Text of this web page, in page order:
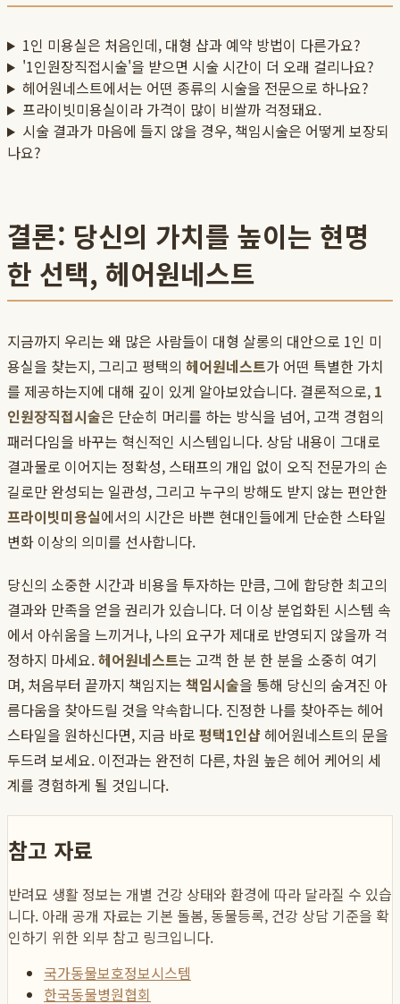
1인 미용실은 처음인데, 대형 샵과 예약 방법이 다른가요?
'1인원장직접시술'을 받으면 시술 시간이 더 오래 걸리나요?
헤어원네스트에서는 어떤 종류의 시술을 전문으로 하나요?
프라이빗미용실이라 가격이 많이 비쌀까 걱정돼요.
시술 결과가 마음에 들지 않을 경우, 책임시술은 어떻게 보장되
나요?
결론: 당신의 가치를 높이는 현명
한 선택, 헤어원네스트
지금까지 우리는 왜 많은 사람들이 대형 살롱의 대안으로 1인 미
용실을 찾는지, 그리고 평택의 헤어원네스트가 어떤 특별한 가치
를 제공하는지에 대해 깊이 있게 알아보았습니다. 결론적으로, 1
인원장직접시술은 단순히 머리를 하는 방식을 넘어, 고객 경험의
패러다임을 바꾸는 혁신적인 시스템입니다. 상담 내용이 그대로
결과물로 이어지는 정확성, 스태프의 개입 없이 오직 전문가의 손
길로만 완성되는 일관성, 그리고 누구의 방해도 받지 않는 편안한
프라이빗미용실에서의 시간은 바쁜 현대인들에게 단순한 스타일
변화 이상의 의미를 선사합니다.
당신의 소중한 시간과 비용을 투자하는 만큼, 그에 합당한 최고의
결과와 만족을 얻을 권리가 있습니다. 더 이상 분업화된 시스템 속
에서 아쉬움을 느끼거나, 나의 요구가 제대로 반영되지 않을까 걱
정하지 마세요.헤어원네스트는 고객 한 분 한 분을 소중히 여기
며, 처음부터 끝까지 책임지는 책임시술을 통해 당신의 숨겨진 아
름다움을 찾아드릴 것을 약속합니다. 진정한 나를 찾아주는 헤어
스타일을 원하신다면, 지금 바로 평택1인샵 헤어원네스트의 문을
두드려 보세요. 이전과는 완전히 다른, 차원 높은 헤어 케어의 세
계를 경험하게 될 것입니다.
참고 자료
반려묘 생활 정보는 개별 건강 상태와 환경에 따라 달라질 수 있습
니다. 아래 공개 자료는 기본 돌봄, 동물등록, 건강 상담 기준을 확
인하기 위한 외부 참고 링크입니다.
국가동물보호정보시스템
한국동물병원협회